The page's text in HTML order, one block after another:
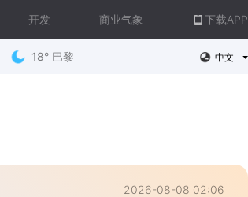
开发 商业气象 下载APP
18° 巴黎 中文
2026-08-08 02:06